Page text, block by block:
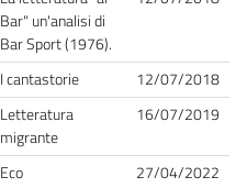
Bar" un'analisi di
Bar Sport (1976).
I cantastorie
12/07/2018
Letteratura
migrante
16/07/2019
Eco
27/04/2022